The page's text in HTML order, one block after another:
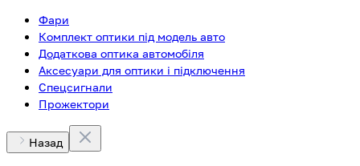
Фари
Комплект оптики під модель авто
Додаткова оптика автомобіля
Аксесуари для оптики і підключення
Спецсигнали
Прожектори
Назад